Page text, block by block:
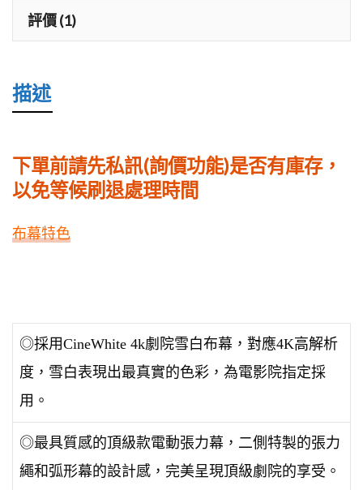
吋
電
動
院
雪
白
評價 (1)
描述
下單前請先私訊(詢價功能)是否有庫存，
以免等候刷退處理時間
布幕特色
◎採用CineWhite 4k劇院雪白布幕，對應4K高解析
度，雪白表現出最真實的色彩，為電影院指定採
用。
◎最具質感的頂級款電動張力幕，二側特製的張力
繩和弧形幕的設計感，完美呈現頂級劇院的享受。